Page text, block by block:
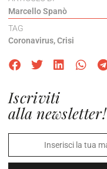
Marcello Spanò
TAG
Coronavirus,Crisi
Iscriviti
alla newsletter!